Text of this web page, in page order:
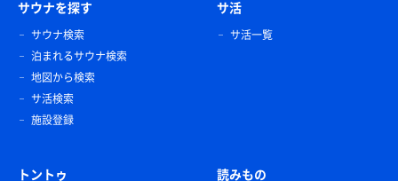
サウナを探す
サウナ検索
泊まれるサウナ検索
地図から検索
サ活検索
施設登録
サ活
サ活一覧
トントゥ 読みもの